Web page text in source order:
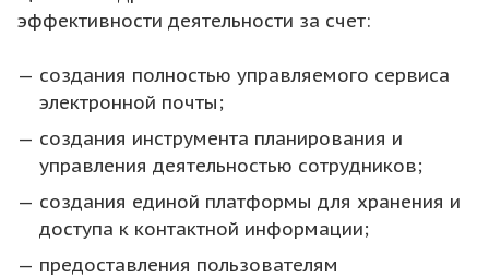
эффективности деятельности за счет:
создания полностью управляемого сервиса
электронной почты;
создания инструмента планирования и
управления деятельностью сотрудников;
создания единой платформы для хранения и
доступа к контактной информации;
предоставления пользователям